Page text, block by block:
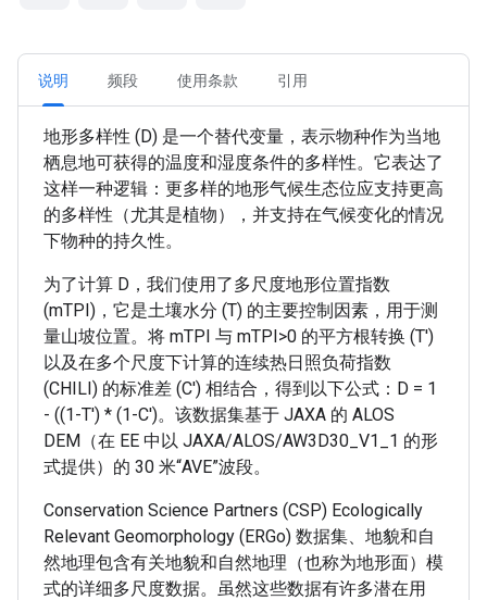
说明 频段 使用条款 引用
地形多样性 (D) 是一个替代变量，表示物种作为当地
栖息地可获得的温度和湿度条件的多样性。它表达了
这样一种逻辑：更多样的地形气候生态位应支持更高
的多样性（尤其是植物），并支持在气候变化的情况
下物种的持久性。
为了计算 D，我们使用了多尺度地形位置指数
(mTPI)，它是土壤水分 (T) 的主要控制因素，用于测
量山坡位置。将 mTPI 与 mTPI>0 的平方根转换 (T')
以及在多个尺度下计算的连续热日照负荷指数
(CHILI) 的标准差 (C') 相结合，得到以下公式：D = 1
- ((1-T') * (1-C')。该数据集基于 JAXA 的 ALOS
DEM（在 EE 中以 JAXA/ALOS/AW3D30_V1_1 的形
式提供）的 30 米“AVE”波段。
Conservation Science Partners (CSP) Ecologically
Relevant Geomorphology (ERGo) 数据集、地貌和自
然地理包含有关地貌和自然地理（也称为地形面）模
式的详细多尺度数据。虽然这些数据有许多潜在用